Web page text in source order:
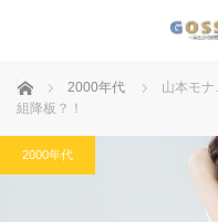
ホーム 2000年代
山本モ
組降板？！
2000年代